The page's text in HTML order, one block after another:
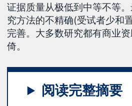
证据质量从极低到中等不等
究方法的不精确(受试者少和
完善。大多数研究都有商业
倚。
阅读完整摘要